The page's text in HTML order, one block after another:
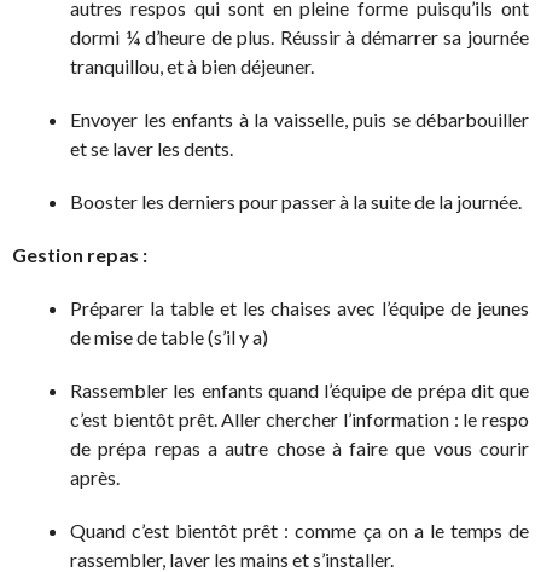
autres respos qui sont en pleine forme puisqu’ils ont
dormi ¼ d’heure de plus. Réussir à démarrer sa journée
tranquillou, et à bien déjeuner.
Envoyer les enfants à la vaisselle, puis se débarbouiller
et se laver les dents.
Booster les derniers pour passer à la suite de la journée.
Gestion repas :
Préparer la table et les chaises avec l’équipe de jeunes
de mise de table (s’il y a)
Rassembler les enfants quand l’équipe de prépa dit que
c’est bientôt prêt. Aller chercher l’information : le respo
de prépa repas a autre chose à faire que vous courir
après.
Quand c’est bientôt prêt : comme ça on a le temps de
rassembler, laver les mains et s’installer.